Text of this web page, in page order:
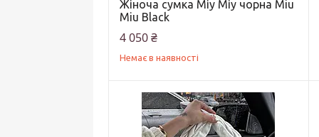
Жіноча сумка Міу Міу чорна Miu
Miu Black
4 050 ₴
Немає в наявності